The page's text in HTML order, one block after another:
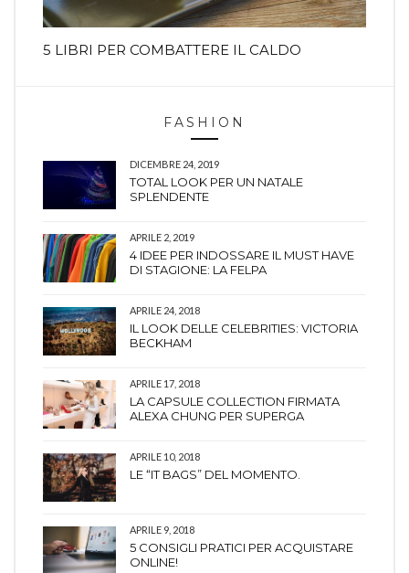
5 LIBRI PER COMBATTERE IL CALDO
FASHION
DICEMBRE 24, 2019
TOTAL LOOK PER UN NATALE
SPLENDENTE
APRILE 2, 2019
4 IDEE PER INDOSSARE IL MUST HAVE
DI STAGIONE: LA FELPA
APRILE 24, 2018
IL LOOK DELLE CELEBRITIES: VICTORIA
BECKHAM
APRILE 17, 2018
LA CAPSULE COLLECTION FIRMATA
ALEXA CHUNG PER SUPERGA
APRILE 10, 2018
LE “IT BAGS” DEL MOMENTO.
APRILE 9, 2018
5 CONSIGLI PRATICI PER ACQUISTARE
ONLINE!